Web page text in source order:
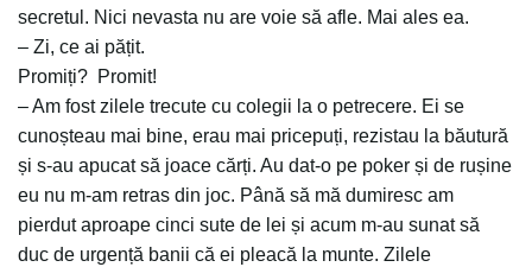
secretul. Nici nevasta nu are voie să afle. Mai ales ea.
– Zi, ce ai pățit.
Promiți? Promit!
– Am fost zilele trecute cu colegii la o petrecere. Ei se
cunoșteau mai bine, erau mai pricepuți, rezistau la băutură
și s-au apucat să joace cărți. Au dat-o pe poker și de rușine
eu nu m-am retras din joc. Până să mă dumiresc am
pierdut aproape cinci sute de lei și acum m-au sunat să
duc de urgență banii că ei pleacă la munte. Zilele